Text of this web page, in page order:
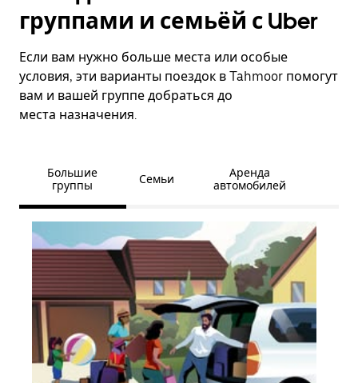
группами и семьёй с Uber
Если вам нужно больше места или особые
условия, эти варианты поездок в Tahmoor помогут
вам и вашей группе добраться до
места назначения.
Большие
группы
Семьи
Аренда
автомобилей